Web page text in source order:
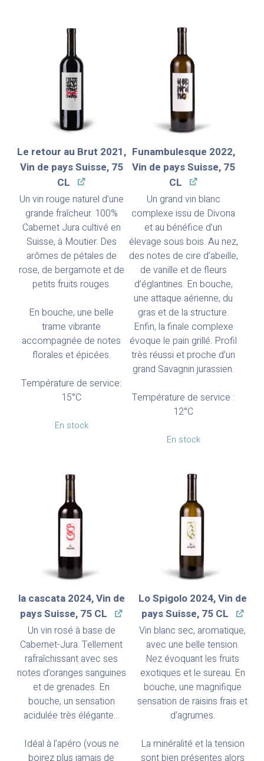
Le retour au Brut 2021,
Vin de pays Suisse, 75
CL
Un vin rouge naturel d’une
grande fraîcheur. 100%
Cabernet Jura cultivé en
Suisse, à Moutier. Des
arômes de pétales de
rose, de bergamote et de
petits fruits rouges.
En bouche, une belle
trame vibrante
accompagnée de notes
florales et épicées.
Température de service:
15°C
En stock
Funambulesque 2022,
Vin de pays Suisse, 75
CL
Un grand vin blanc
complexe issu de Divona
et au bénéfice d’un
élevage sous bois. Au nez,
des notes de cire d’abeille,
de vanille et de fleurs
d’églantines. En bouche,
une attaque aérienne, du
gras et de la structure.
Enfin, la finale complexe
évoque le pain grillé. Profil
très réussi et proche d’un
grand Savagnin jurassien.
Température de service :
12°C
En stock
la cascata 2024, Vin de
pays Suisse, 75 CL
Un vin rosé à base de
Cabernet-Jura. Tellement
rafraîchissant avec ses
notes d’oranges sanguines
et de grenades. En
bouche, un sensation
acidulée très élégante…
Idéal à l’apéro (vous ne
boirez plus jamais de
Lo Spigolo 2024, Vin de
pays Suisse, 75 CL
Vin blanc sec, aromatique,
avec une belle tension.
Nez évoquant les fruits
exotiques et le sureau. En
bouche, une magnifique
sensation de raisins frais et
d’agrumes.
La minéralité et la tension
sont bien présentes alors